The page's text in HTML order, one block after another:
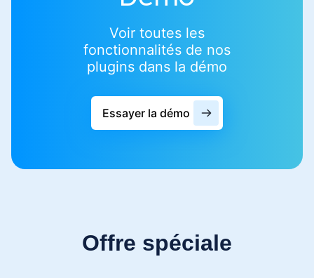
Voir toutes les
fonctionnalités de nos
plugins dans la démo
Essayer la démo
Offre spéciale